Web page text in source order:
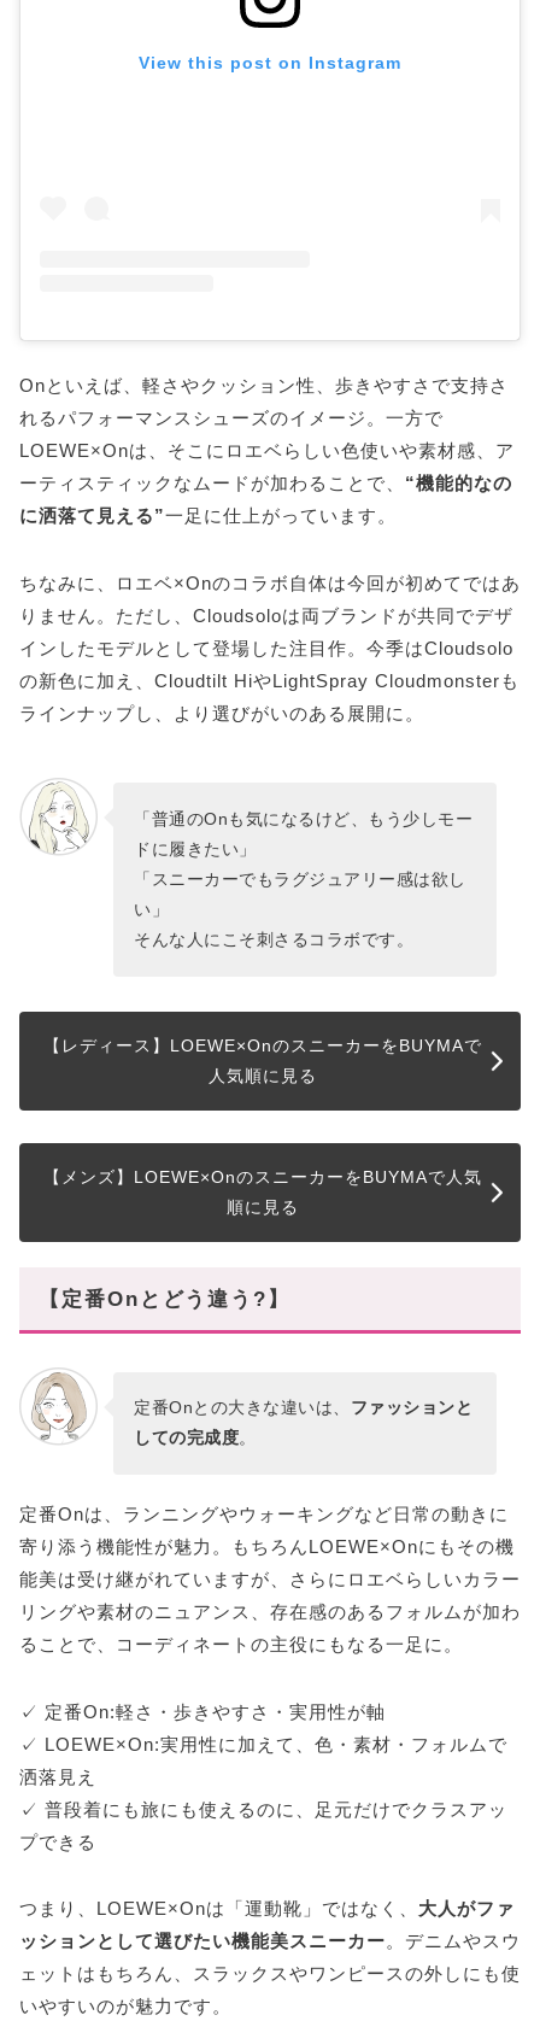
View this post on Instagram
Onといえば、軽さやクッション性、歩きやすさで支持さ
れるパフォーマンスシューズのイメージ。一方で
LOEWE×Onは、そこにロエベらしい色使いや素材感、ア
ーティスティックなムードが加わることで、 “機能的なの
に洒落て見える”一足に仕上がっています。
ちなみに、ロエベ×Onのコラボ自体は今回が初めてではあ
りません。ただし、Cloudsoloは両ブランドが共同でデザ
インしたモデルとして登場した注目作。今季はCloudsolo
の新色に加え、Cloudtilt HiやLightSpray Cloudmonsterも
ラインナップし、より選びがいのある展開に。
「普通のOnも気になるけど、もう少しモー
ドに履きたい」
「スニーカーでもラグジュアリー感は欲し
い」
そんな人にこそ刺さるコラボです。
【レディース】LOEWE×OnのスニーカーをBUYMAで
人気順に見る
【メンズ】LOEWE×OnのスニーカーをBUYMAで人気
順に見る
【定番Onとどう違う?】
定番Onとの大きな違いは、 ファッションと
しての完成度。
定番Onは、ランニングやウォーキングなど日常の動きに
寄り添う機能性が魅力。もちろんLOEWE×Onにもその機
能美は受け継がれていますが、さらにロエベらしいカラー
リングや素材のニュアンス、存在感のあるフォルムが加わ
ることで、コーディネートの主役にもなる一足に。
✓ 定番On:軽さ・歩きやすさ・実用性が軸
✓ LOEWE×On:実用性に加えて、色・素材・フォルムで
洒落見え
✓ 普段着にも旅にも使えるのに、足元だけでクラスアッ
プできる
つまり、LOEWE×Onは「運動靴」ではなく、 大人がファ
ッションとして選びたい機能美スニーカー。デニムやスウ
ェットはもちろん、スラックスやワンピースの外しにも使
いやすいのが魅力です。